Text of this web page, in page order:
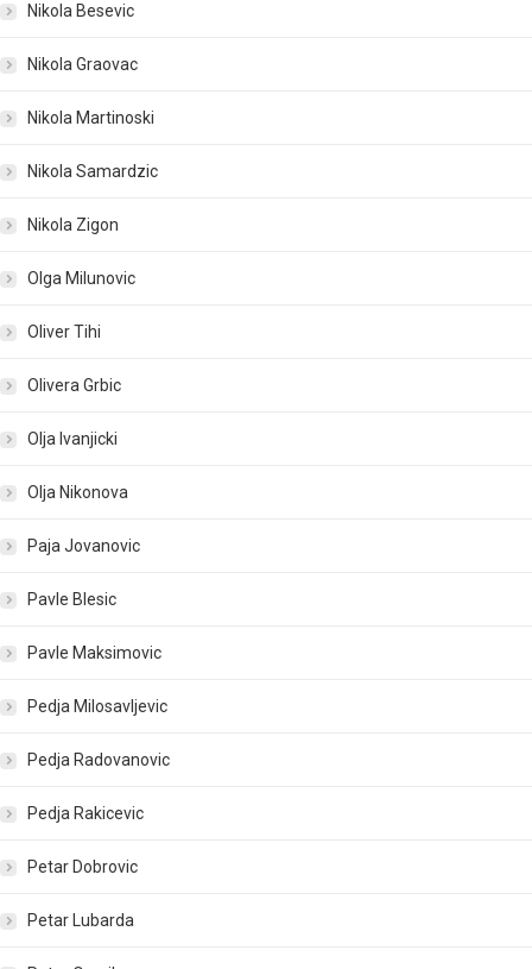
Nikola Besevic
Nikola Graovac
Nikola Martinoski
Nikola Samardzic
Nikola Zigon
Olga Milunovic
Oliver Tihi
Olivera Grbic
Olja Ivanjicki
Olja Nikonova
Paja Jovanovic
Pavle Blesic
Pavle Maksimovic
Pedja Milosavljevic
Pedja Radovanovic
Pedja Rakicevic
Petar Dobrovic
Petar Lubarda